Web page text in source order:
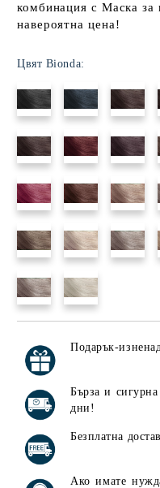
комбинация с Маска за
навероятна цена!
Цвят Bionda:
Подарък-
Бърза и
дни!
Безплатна
Ако имате